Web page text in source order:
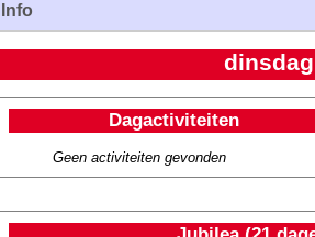
Info
Dagactiviteiten
Geen activiteiten gevonden